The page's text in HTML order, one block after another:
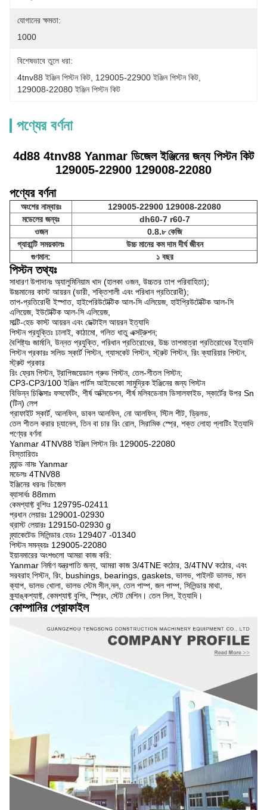
যোগানের ক্ষমতা:
1000
বিশেষভাবে তুলে ধরা:
4tnv88 ইঞ্জিন পিস্টন কিট 129005-22900 ইঞ্জিন পিস্টন কিট
129008-22080 ইঞ্জিন পিস্টন কিট
পণ্যের বর্ণনা
4d88 4tnv88 Yanmar ডিজেল ইঞ্জিনের জন্য পিস্টন কিট
129005-22900 129008-22080
পণ্যের বর্ণনা
অংশের নাম্বারঃ
129005-22900 129008-22080
মডেলের জন্যঃ
dh60-7 r60-7
ওজন
0.8.৮ কেজি
গ্যারান্টি সময়কালঃ
উচ্চ মানের কম দাম দীর্ঘ জীবন
গুণমান:
১ বছর
পিস্টন তথ্যঃ
সাধারণ উপাদানঃ অ্যালুমিনিয়াম খাদ (হালকা ওজন, উচ্চতর তাপ পরিবাহিতা);
উচ্চমানের কাস্ট আয়রন (ভারী, শক্তিশালী এবং পরিধান প্রতিরোধী);
তাপ-প্রতিরোধী ইস্পাত, হাইপেরিউটেক্টিক আল-সি এলিয়েজ, হাইপ্রিউটেক্টিক আল-সি
এলিয়েজ, ইউটেক্টিক আল-সি এলিয়েজ,
মাল্টি-হেড কাস্ট আয়রন এবং ডেক্টাইল আয়রন ইত্যাদি
পিস্টন প্রযুক্তিঃ ঢালাই, কাঠামো, গলিত ধাতু এক্সট্রুশন;
বৈশিষ্ট্যঃ জার্মানি, উন্নত প্রযুক্তি, পরিধান প্রতিরোধের, উচ্চ তাপমাত্রা প্রতিরোধের ইত্যাদি
পিস্টন প্রকারঃ সলিড স্কার্ট পিস্টন, গ্যাসকেট পিস্টন, স্ট্রুট পিস্টন, রিং ক্যারিয়ার পিস্টন,
স্ট্রুট প্রকার
রিং ফ্রেম পিস্টন, ট্রাপিজয়েডাল গ্রুভ পিস্টন, তেল-শীতল পিস্টন;
CP3-CP3/100 ইঞ্জিন পার্টস আইভেকো সামুদ্রিক ইঞ্জিনের জন্য পিস্টন
বিভিন্ন চিকিত্সাঃ ফসফেটিং, শীর্ষ অক্সিডেশন, শীর্ষ মলিবডেনাম ডিসালফাইড, স্কার্টের উপর Sn
(টিন) লেপ
গ্রাফাইট স্কার্ট, আলফিন, ডাবল আলফিন, নো আলফিন, স্টিল শীট, ড্রিলড,
তেল শীতল করার চ্যানেল, তিন বা চার রিং রোল, সিরামিক স্প্রে, শক্ত লোহা প্লাটিং ইত্যাদি
পণ্যের বর্ণনা
Yanmar 4TNV88 ইঞ্জিন পিস্টন রিং 129005-22080
বিস্তারিতঃ
ব্র্যান্ড নামঃ Yanmar
মডেলঃ 4TNV88
ইঞ্জিনের ধরনঃ ডিজেল
ব্যাসার্ধঃ 88mm
কেমশ্যাফ্ট বুশিংঃ 129795-02411
প্রধান লেয়ারঃ 129001-02930
থ্রাস্ট লেয়ারঃ 129150-02930 g
ব্র্যাকেটেড সিলিন্ডার হেডঃ 129407 -01340
পিস্টন সমন্বয়ঃ 129005-22080
ইয়ানমারের অংশগুলো আমরা কাজ করি:
Yanmar নির্মাণ যন্ত্রপাতি জন্য, আমরা কাজ 3/4TNE কঠোর, 3/4TNV কঠোর, এবং
সরবরাহ পিস্টন, রিং, bushings, bearings, gaskets, ভালভ, পাইলট ভালভ, মান
ক্যাপ, ভালভ খোলা, ভালভ স্টেম সীল,নল, তেল পাম্প, জল পাম্প, সিলিন্ডার মাথা,
ক্র্যাঙ্কশ্যাফ্ট, কেমশ্যাফ্ট বুশিং, স্প্রিং, স্টেট মেশিন। তেল সিল, ইত্যাদি।
কোম্পানির প্রোফাইল